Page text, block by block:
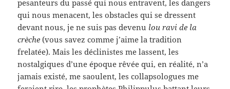
pesanteurs du passé qui nous entravent, les dangers
qui nous menacent, les obstacles qui se dressent
devant nous, je ne suis pas devenu lou ravi de la
crèche(vous savez comme j’aime la tradition
frelatée). Mais les déclinistes me lassent, les
nostalgiques d’une époque rêvée qui, en réalité, n’a
jamais existé, me saoulent, les collapsologues me